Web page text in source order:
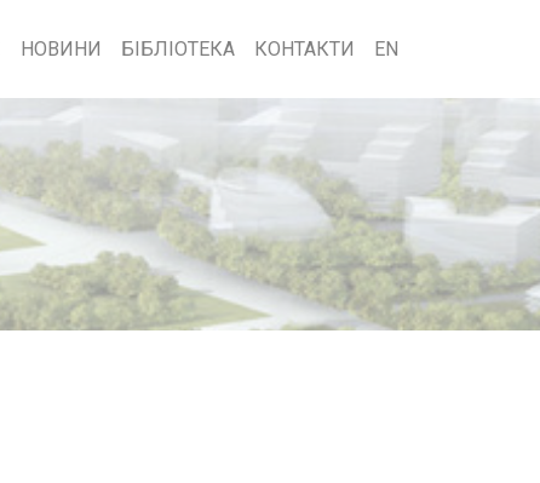
НОВИНИ БІБЛІОТЕКА КОНТАКТИ EN